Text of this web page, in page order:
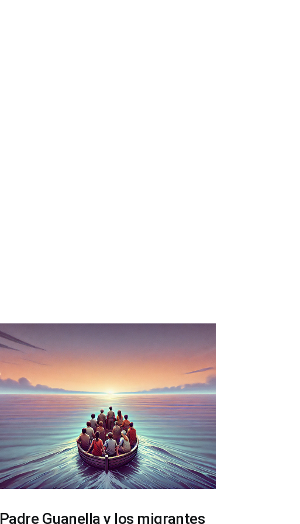
Padre Guanella y los migrantes